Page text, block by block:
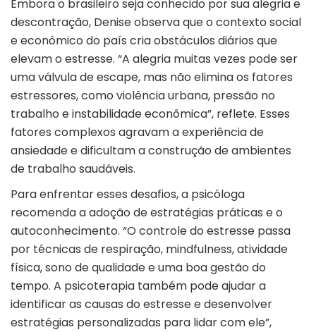
Embora o brasileiro seja conhecido por sua alegria e
descontração, Denise observa que o contexto social
e econômico do país cria obstáculos diários que
elevam o estresse. “A alegria muitas vezes pode ser
uma válvula de escape, mas não elimina os fatores
estressores, como violência urbana, pressão no
trabalho e instabilidade econômica”, reflete. Esses
fatores complexos agravam a experiência de
ansiedade e dificultam a construção de ambientes
de trabalho saudáveis.
Para enfrentar esses desafios, a psicóloga
recomenda a adoção de estratégias práticas e o
autoconhecimento. “O controle do estresse passa
por técnicas de respiração, mindfulness, atividade
física, sono de qualidade e uma boa gestão do
tempo. A psicoterapia também pode ajudar a
identificar as causas do estresse e desenvolver
estratégias personalizadas para lidar com ele”,